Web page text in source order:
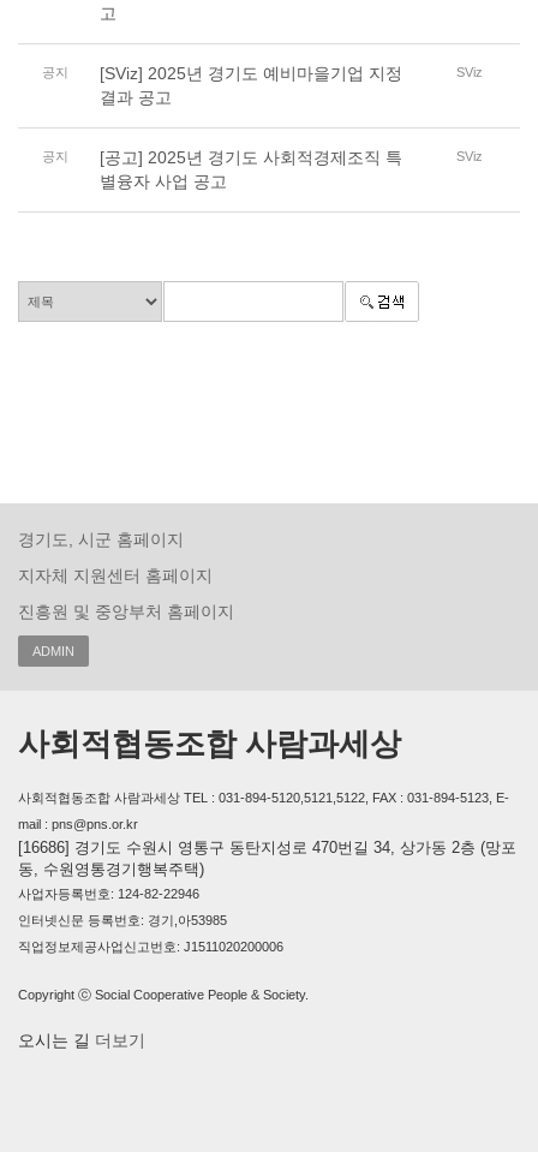
고
공지
[SViz] 2025년 경기도 예비마을기업 지정
결과 공고
SViz
공지
[공고] 2025년 경기도 사회적경제조직 특
별융자 사업 공고
SViz
경기도, 시군 홈페이지
지자체 지원센터 홈페이지
진흥원 및 중앙부처 홈페이지
ADMIN
사회적협동조합 사람과세상
사회적협동조합 사람과세상 TEL : 031-894-5120,5121,5122, FAX : 031-894-5123, E-
mail : pns@pns.or.kr
[16686] 경기도 수원시 영통구 동탄지성로 470번길 34, 상가동 2층 (망포
동, 수원영통경기행복주택)
사업자등록번호: 124-82-22946
인터넷신문 등록번호: 경기,아53985
직업정보제공사업신고번호: J1511020200006
Copyright ⓒ Social Cooperative People & Society.
오시는 길 더보기